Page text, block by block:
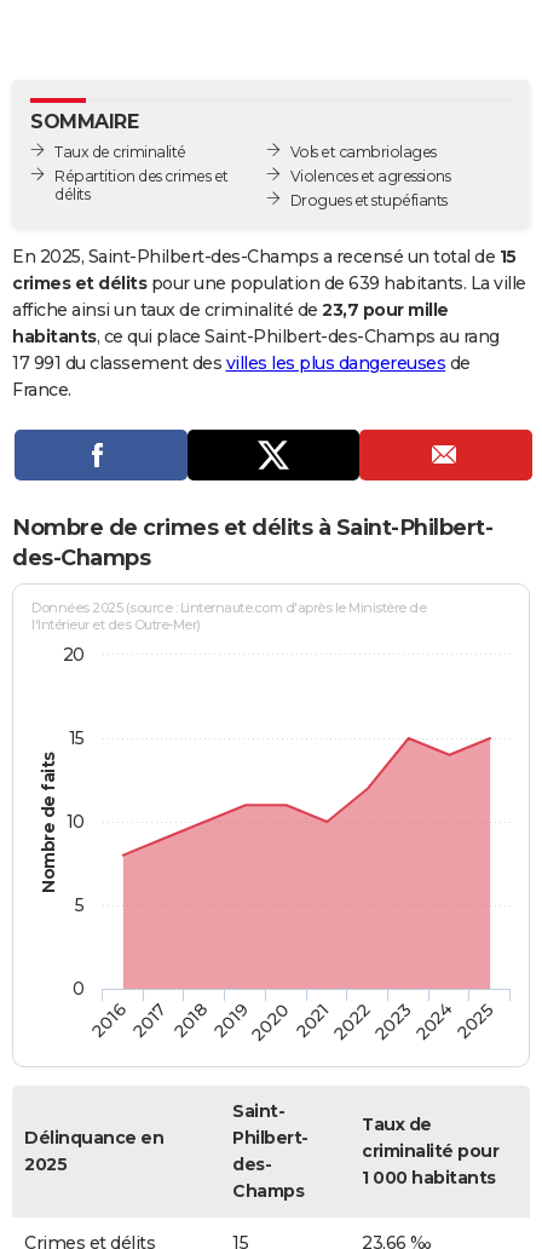
BONS PLANS
CARTE DE VOEUX
Dictionnaire
Biographies
Citations
Expressions
Proverbes
PROGRAMME TV
S'inscrire
Se connecter
Lycées
Collèges
Primaires
Universités
Entreprises
Service militaire
Avis de recherche
AVIS DE DÉCÈS
SOMMAIRE
Taux de criminalité
Répartition des crimes et
délits
Vols et cambriolages
Violences et agressions
Drogues et stupéfiants
En 2025, Saint-Philbert-des-Champs a recensé un total de 15
crimes et délitspour une population de 639 habitants. La ville
affiche ainsi un taux de criminalité de 23,7 pour mille
habitants, ce qui place Saint-Philbert-des-Champs au rang
17 991 du classement des villes les plus dangereuses de
France.
Nombre de crimes et délits à Saint-Philbert-
des-Champs
Nombre de faits
Données 2025 (source : Linternaute.com d'après le Ministère de
l'Intérieur et des Outre-Mer)
20162017 20182019202020212022202320242025
0
5
10
15
20
Délinquance en
2025
Saint-
Philbert-
des-
Champs
Taux de
criminalité pour
1 000 habitants
Crimes et délits 15 23,66 ‰